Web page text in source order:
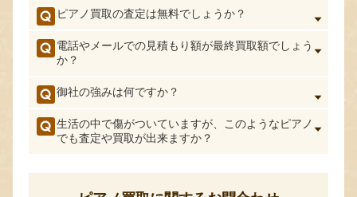
ピアノ買取の査定は無料でしょうか？
電話やメールでの見積もり額が最終買取額でしょう
か？
御社の強みは何ですか？
生活の中で傷がついていますが、このようなピアノ
でも査定や買取が出来ますか？